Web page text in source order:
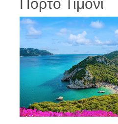
Πόρτο Τιμόνι